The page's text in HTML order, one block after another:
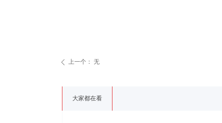
大家都在看
ꄴ 上一个： 无